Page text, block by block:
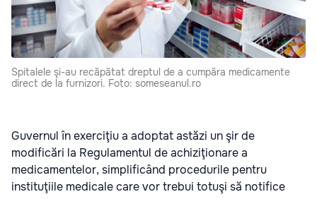
Spitalele şi-au recăpătat dreptul de a cumpăra medicamente
direct de la furnizori. Foto: someseanul.ro
Guvernul în exerciţiu a adoptat astăzi un şir de
modificări la Regulamentul de achiziţionare a
medicamentelor, simplificând procedurile pentru
instituţiile medicale care vor trebui totuşi să notifice